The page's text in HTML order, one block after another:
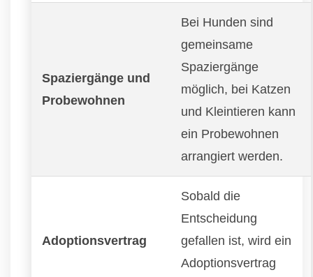
Spaziergänge und
Probewohnen
Bei Hunden sind
gemeinsame
Spaziergänge
möglich, bei Katzen
und Kleintieren kann
ein Probewohnen
arrangiert werden.
Adoptionsvertrag
Sobald die
Entscheidung
gefallen ist, wird ein
Adoptionsvertrag